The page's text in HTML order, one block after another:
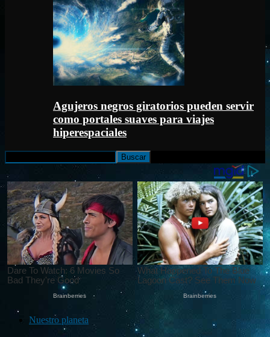
Agujeros negros giratorios pueden servir
como portales suaves para viajes
hiperespaciales
Nuestro planeta